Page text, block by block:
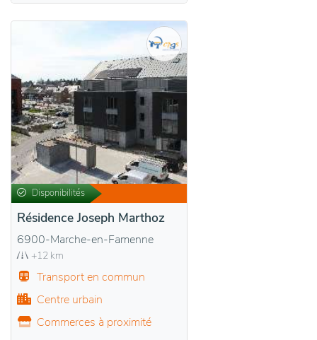
Disponibilités
Résidence Joseph Marthoz
6900-Marche-en-Famenne
+12 km
Transport en commun
Centre urbain
Commerces à proximité